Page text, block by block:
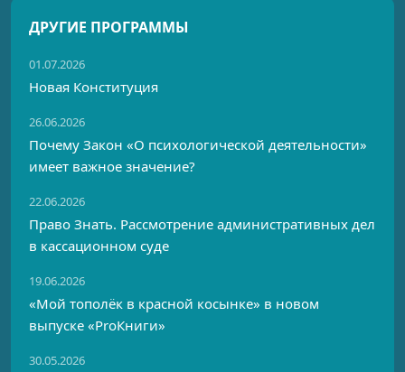
ДРУГИЕ ПРОГРАММЫ
01.07.2026
Новая Конституция
26.06.2026
Почему Закон «О психологической деятельности»
имеет важное значение?
22.06.2026
Право Знать. Рассмотрение административных дел
в кассационном суде
19.06.2026
«Мой тополёк в красной косынке» в новом
выпуске «ProКниги»
30.05.2026